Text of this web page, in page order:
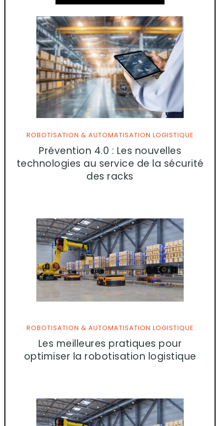
ROBOTISATION & AUTOMATISATION LOGISTIQUE
Prévention 4.0 : Les nouvelles
technologies au service de la sécurité
des racks
ROBOTISATION & AUTOMATISATION LOGISTIQUE
Les meilleures pratiques pour
optimiser la robotisation logistique